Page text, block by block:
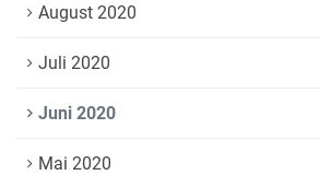
August 2020
Juli 2020
Juni 2020
Mai 2020